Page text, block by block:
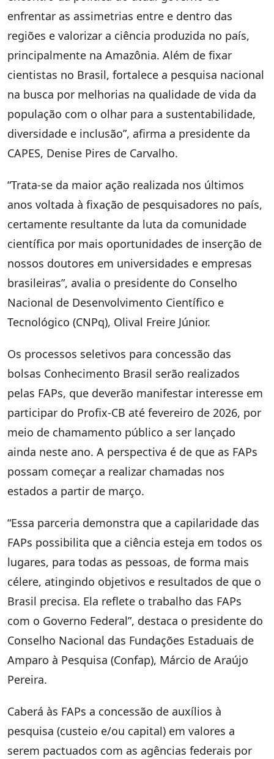
enfrentar as assimetrias entre e dentro das
regiões e valorizar a ciência produzida no país,
principalmente na Amazônia. Além de fixar
cientistas no Brasil, fortalece a pesquisa nacional
na busca por melhorias na qualidade de vida da
população com o olhar para a sustentabilidade,
diversidade e inclusão”, afirma a presidente da
CAPES, Denise Pires de Carvalho.
“Trata-se da maior ação realizada nos últimos
anos voltada à fixação de pesquisadores no país,
certamente resultante da luta da comunidade
científica por mais oportunidades de inserção de
nossos doutores em universidades e empresas
brasileiras”, avalia o presidente do Conselho
Nacional de Desenvolvimento Científico e
Tecnológico (CNPq), Olival Freire Júnior.
Os processos seletivos para concessão das
bolsas Conhecimento Brasil serão realizados
pelas FAPs, que deverão manifestar interesse em
participar do Profix-CB até fevereiro de 2026, por
meio de chamamento público a ser lançado
ainda neste ano. A perspectiva é de que as FAPs
possam começar a realizar chamadas nos
estados a partir de março.
“Essa parceria demonstra que a capilaridade das
FAPs possibilita que a ciência esteja em todos os
lugares, para todas as pessoas, de forma mais
célere, atingindo objetivos e resultados de que o
Brasil precisa. Ela reflete o trabalho das FAPs
com o Governo Federal”, destaca o presidente do
Conselho Nacional das Fundações Estaduais de
Amparo à Pesquisa (Confap), Márcio de Araújo
Pereira.
Caberá às FAPs a concessão de auxílios à
pesquisa (custeio e/ou capital) em valores a
serem pactuados com as agências federais por